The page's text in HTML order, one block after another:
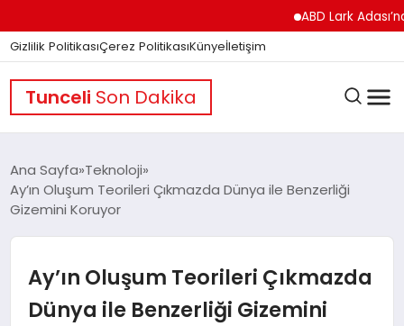
ABD Lark Adası’na
Gizlilik PolitikasıÇerez PolitikasıKünyeİletişim
Tunceli Son Dakika
GÜNDEM
DÜNYA
Ana Sayfa Teknoloji
Ay’ın Oluşum Teorileri Çıkmazda Dünya ile Benzerliği
Gizemini Koruyor
Ay’ın Oluşum Teorileri Çıkmazda
Dünya ile Benzerliği Gizemini